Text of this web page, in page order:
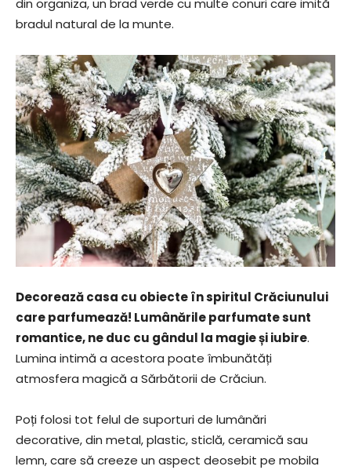
din organiza, un brad verde cu multe conuri care imită
bradul natural de la munte.
Decorează casa cu obiecte în spiritul Crăciunului
care parfumează! Lumânările parfumate sunt
romantice, ne duc cu gândul la magie și iubire.
Lumina intimă a acestora poate îmbunătăți
atmosfera magică a Sărbătorii de Crăciun.
Poți folosi tot felul de suporturi de lumânări
decorative, din metal, plastic, sticlă, ceramică sau
lemn, care să creeze un aspect deosebit pe mobila